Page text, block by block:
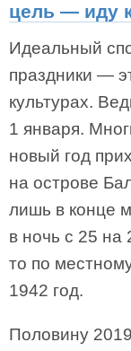
цель — иду
Идеальный
праздники —
культурах.
1 января.
новый год
на острове
лишь в конце
в ночь с 25 на
то по
1942 год.
Половину